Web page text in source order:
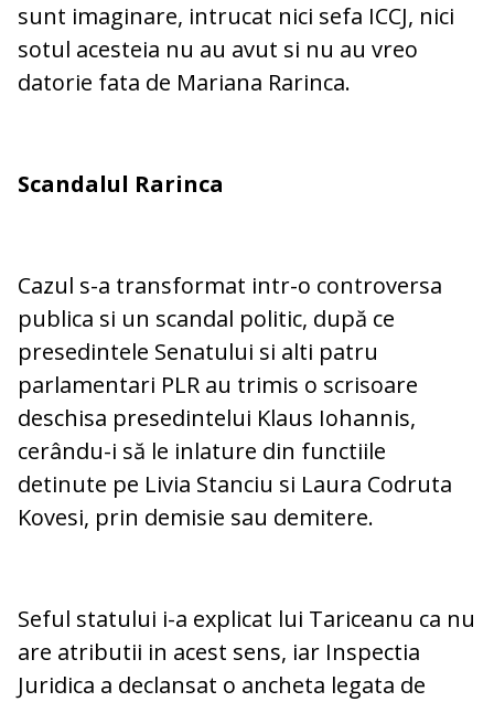
sunt imaginare, intrucat nici sefa ICCJ, nici
sotul acesteia nu au avut si nu au vreo
datorie fata de Mariana Rarinca.
Scandalul Rarinca
Cazul s-a transformat intr-o controversa
publica si un scandal politic, după ce
presedintele Senatului si alti patru
parlamentari PLR au trimis o scrisoare
deschisa presedintelui Klaus Iohannis,
cerându-i să le inlature din functiile
detinute pe Livia Stanciu si Laura Codruta
Kovesi, prin demisie sau demitere.
Seful statului i-a explicat lui Tariceanu ca nu
are atributii in acest sens, iar Inspectia
Juridica a declansat o ancheta legata de